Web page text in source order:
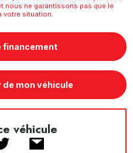
nous ne garantissons pas que le
votre situation.
financement
de mon véhicule
véhicule